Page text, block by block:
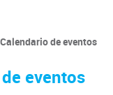
Calendario de eventos
eventos